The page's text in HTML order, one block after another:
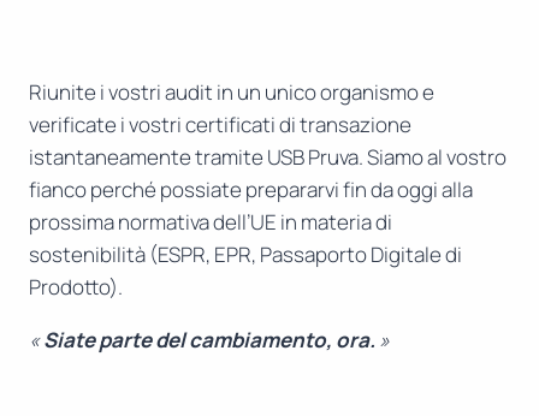
Riunite i vostri audit in un unico organismo e
verificate i vostri certificati di transazione
istantaneamente tramite USB Pruva. Siamo al vostro
fianco perché possiate prepararvi fin da oggi alla
prossima normativa dell’UE in materia di
sostenibilità (ESPR, EPR, Passaporto Digitale di
Prodotto).
«Siate parte del cambiamento, ora. »